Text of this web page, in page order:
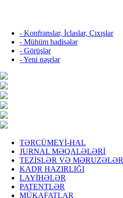
- Konfranslar, İclaslar, Çıxışlar
- Mühüm hadisələr
- Görüşlər
- Yeni nəşrlər
TƏRCÜMEYİ-HAL
JURNAL MƏQALƏLƏRİ
TEZİSLƏR VƏ MƏRUZƏLƏR
KADR HAZIRLIĞI
LAYİHƏLƏR
PATENTLƏR
MÜKAFATLAR